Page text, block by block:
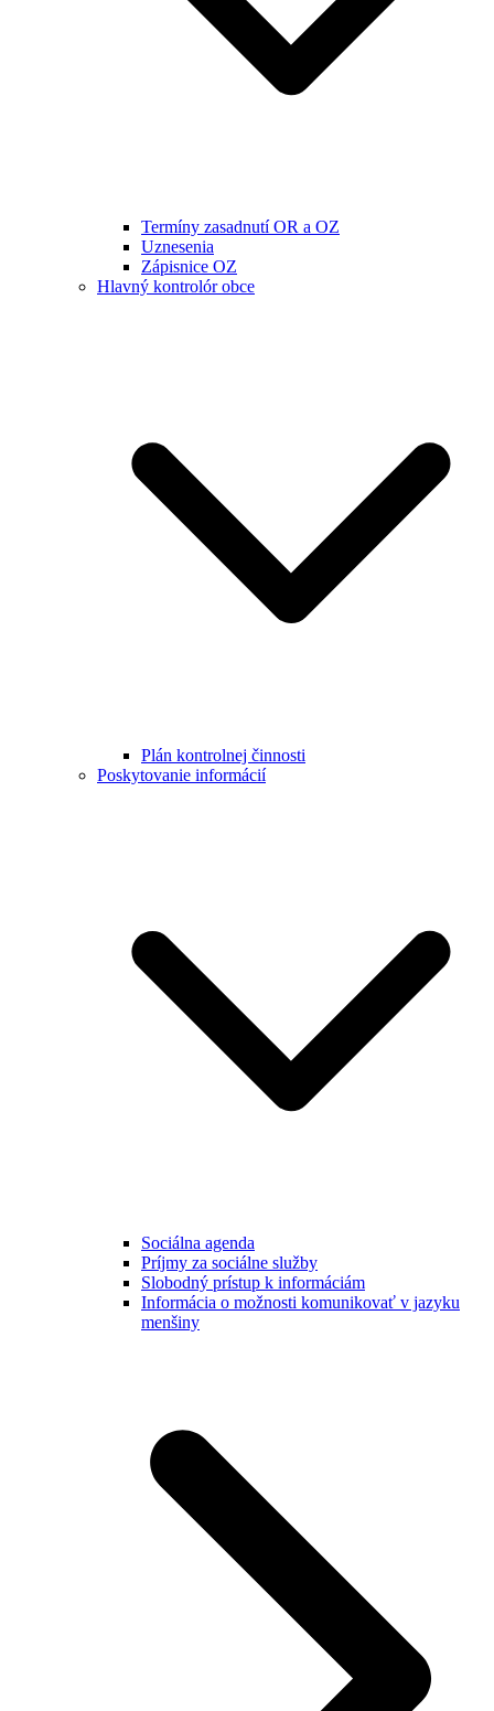
Termíny zasadnutí OR a OZ
Uznesenia
Zápisnice OZ
Hlavný kontrolór obce
Plán kontrolnej činnosti
Poskytovanie informácií
Sociálna agenda
Príjmy za sociálne služby
Slobodný prístup k informáciám
Informácia o možnosti komunikovať v jazyku
menšiny